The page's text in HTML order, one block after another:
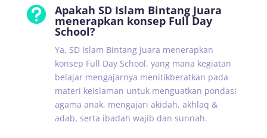
 Apakah SD Islam Bintang Juara
menerapkan konsep Full Day
School?
Ya, SD Islam Bintang Juara menerapkan
konsep Full Day School, yang mana kegiatan
belajar mengajarnya menitikberatkan pada
materi keislaman untuk menguatkan pondasi
agama anak, mengajari akidah, akhlaq &
adab, serta ibadah wajib dan sunnah.